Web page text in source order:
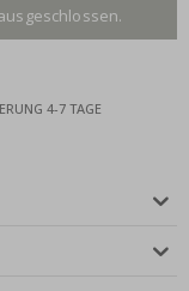
4-7 TAGE